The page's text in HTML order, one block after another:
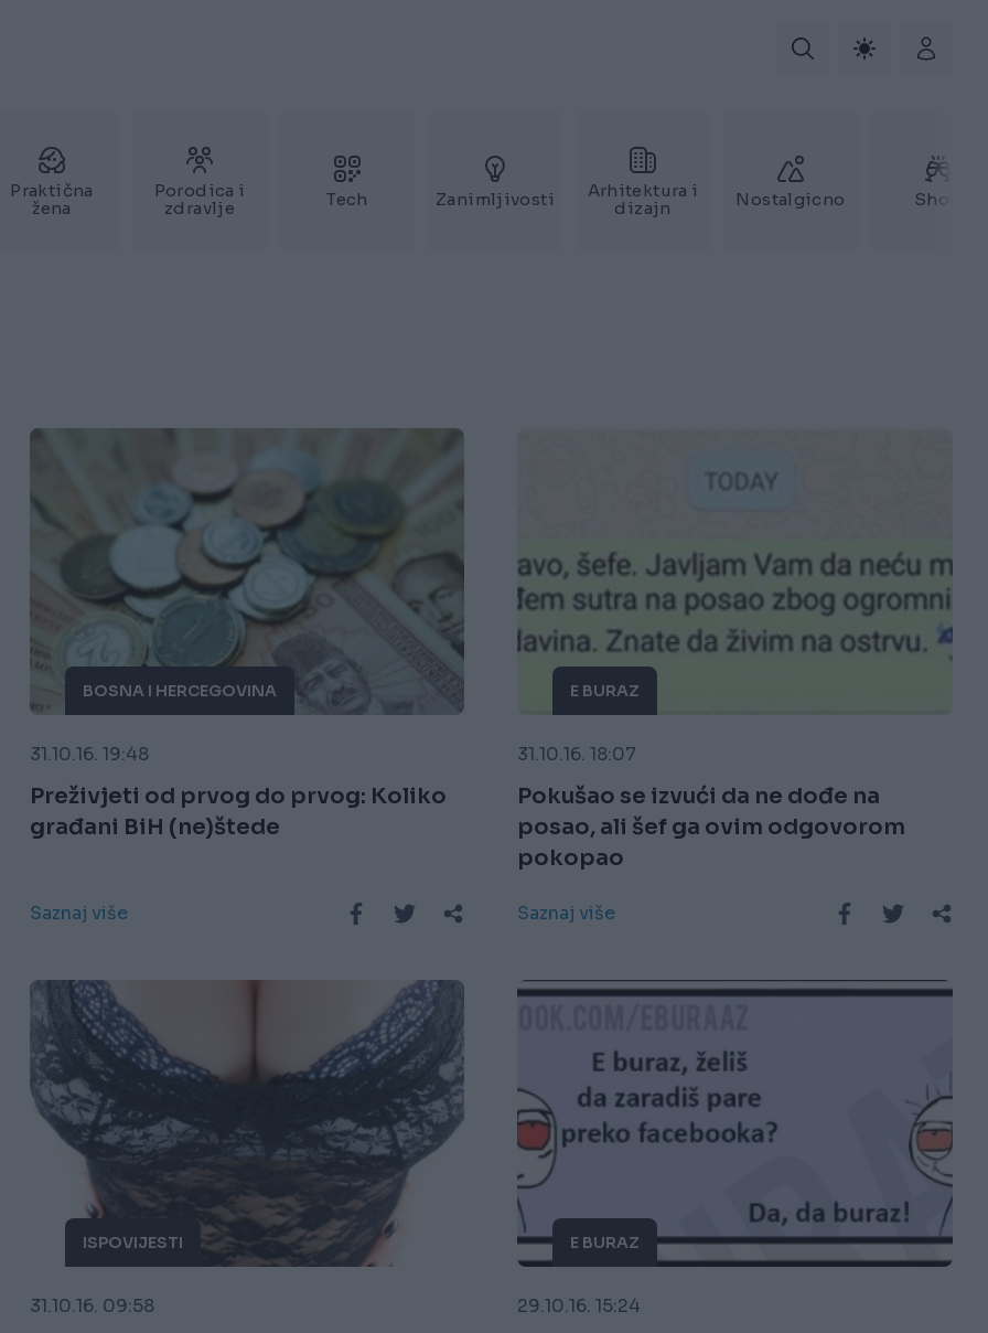
Praktična
žena
Porodica i
zdravlje
Tech Zanimljivosti
Arhitektura i
dizajn
Nostalgicno Show
BOSNA I HERCEGOVINA
31.10.16. 19:48
Preživjeti od prvog do prvog: Koliko
građani BiH (ne)štede
Saznaj više
E BURAZ
31.10.16. 18:07
Pokušao se izvući da ne dođe na
posao, ali šef ga ovim odgovorom
pokopao
Saznaj više
ISPOVIJESTI
31.10.16. 09:58
E BURAZ
29.10.16. 15:24